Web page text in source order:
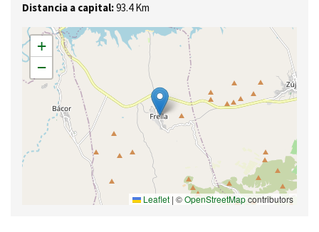
Distancia a capital:93.4 Km
+
−
Leaflet | ©OpenStreetMapcontributors